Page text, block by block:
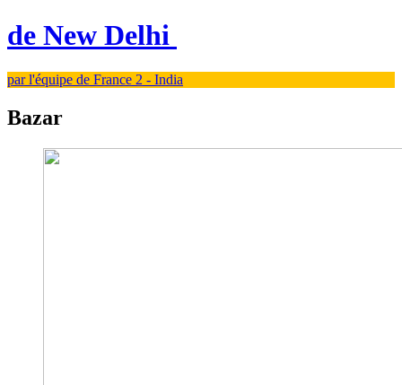
de New Delhi
par l'équipe de France 2 - India
Bazar